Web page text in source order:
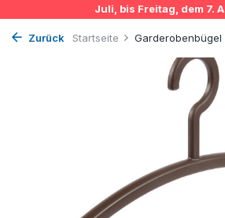
Juli, bis Freitag, dem 7.
Zurück Startseite Garderobenbügel